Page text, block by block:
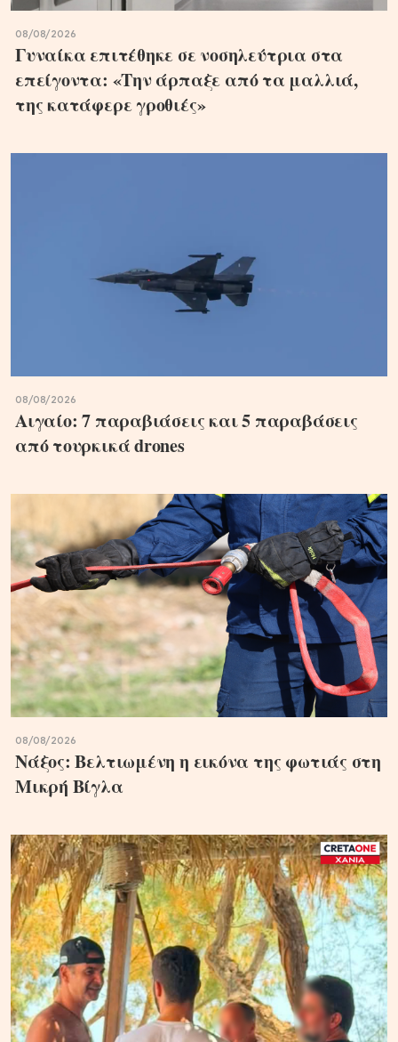
08/08/2026
Γυναίκα επιτέθηκε σε νοσηλεύτρια στα
επείγοντα: «Την άρπαξε από τα μαλλιά,
της κατάφερε γροθιές»
08/08/2026
Αιγαίο: 7 παραβιάσεις και 5 παραβάσεις
από τουρκικά drones
08/08/2026
Νάξος: Βελτιωμένη η εικόνα της φωτιάς στη
Μικρή Βίγλα